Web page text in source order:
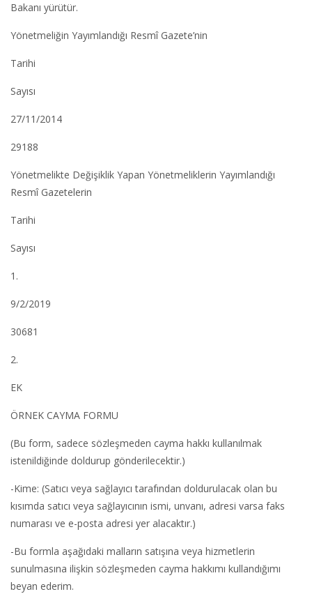
Bakanı yürütür.
Yönetmeliğin Yayımlandığı Resmî Gazete’nin
Tarihi
Sayısı
27/11/2014
29188
Yönetmelikte Değişiklik Yapan Yönetmeliklerin Yayımlandığı
Resmî Gazetelerin
Tarihi
Sayısı
1.
9/2/2019
30681
2.
EK
ÖRNEK CAYMA FORMU
(Bu form, sadece sözleşmeden cayma hakkı kullanılmak
istenildiğinde doldurup gönderilecektir.)
-Kime: (Satıcı veya sağlayıcı tarafından doldurulacak olan bu
kısımda satıcı veya sağlayıcının ismi, unvanı, adresi varsa faks
numarası ve e-posta adresi yer alacaktır.)
-Bu formla aşağıdaki malların satışına veya hizmetlerin
sunulmasına ilişkin sözleşmeden cayma hakkımı kullandığımı
beyan ederim.